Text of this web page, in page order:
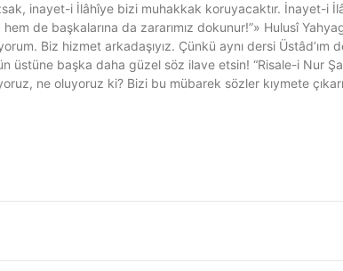
inayet-i İlâhîye bizi muhakkak koruyacaktır. İnayet-i
de başkalarına da zararımız dokunur!”» Hulusî
Biz hizmet arkadaşıyız. Çünkü aynı dersi Üstâd’ım
başka daha güzel söz ilave etsin! “Risale-i Nur
ne oluyoruz ki? Bizi bu mübarek sözler kıymete